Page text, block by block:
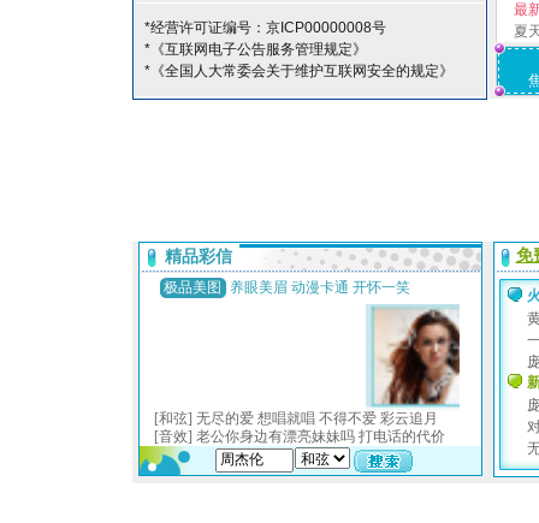
*经营许可证编号：京ICP00000008号
*《互联网电子公告服务管理规定》
*《全国人大常委会关于维护互联网安全的规定》
最
夏